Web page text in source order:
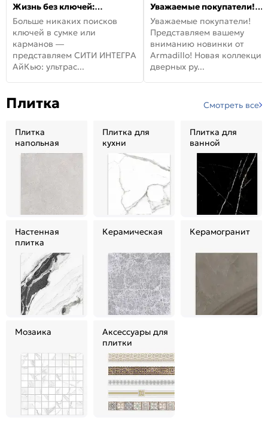
Жизнь без ключей:
встречайте новую дверь
СИТИ ИНТЕГРА АйКью!
Больше никаких поисков
ключей в сумке или
карманов —
представляем СИТИ ИНТЕГРА
АйКью: ультрас...
Уважаемые покупатели!
Представляем вашему
вниманию новинки от
Armadillo!
Уважаемые покупатели!
Представляем вашему
вниманию новинки от
Armadillo! Новая коллекция
дверных ру...
Плитка Смотреть все
Плитка
напольная
Плитка для
кухни
Плитка для
ванной
Настенная
плитка
Керамическая Керамогранит
Мозаика
Аксессуары для
плитки